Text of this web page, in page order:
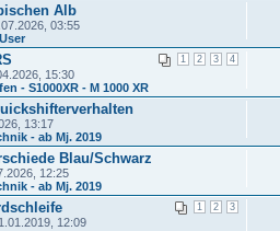
Alb
03:55
1 2 3 4
15:30
- S1000XR - M 1000 XR
13:17
- ab Mj. 2019
Blau/Schwarz
12:25
- ab Mj. 2019
1 2 3
12:09